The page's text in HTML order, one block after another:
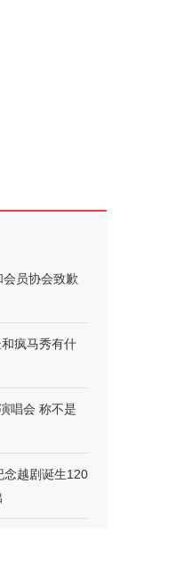
员协会致歉
疯马秀有什
唱会 称不是
念越剧诞生120